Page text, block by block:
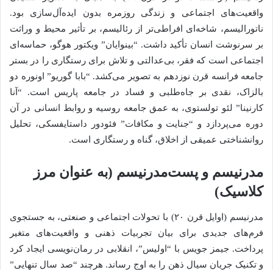
واقعیت‌های اجتماعی و زندگی روزمره بدون ایده‌آل‌سازی بود.
ناتورالیسم، شاخه‌ای افراطی‌تر از رئالیسم، بر تأثیر محیط و وراثت
بر سرنوشت انسان تأکید داشت. “بینوایان” ویکتور هوگو، حماسه‌ای
اجتماعی است که فقر، بی‌عدالتی و تلاش برای رستگاری را در بستر
جامعه فرانسه قرن نوزدهم به تصویر می‌کشد. “بابا گوریو” اونوره دو
بالزاک، نقدی بر جاه‌طلبی و فساد در جامعه پاریس است. “آنا
کارنینا” لئو تولستوی، به عمق جامعه روسیه و روابط انسانی در آن
دوره می‌پردازد و “جنایت و مکافات” فئودور داستایفسکی، تحلیل
روانشناختی عمیقی از اخلاق، گناه و رستگاری است.
مدرنیسم و پست‌مدرنیسم (به عنوان مرز
کلاسیک)
مدرنیسم (اوایل قرن ۲۰) با تحولات اجتماعی و صنعتی، به جستجوی
فرم‌های جدیدی برای بیان تجربیات ذهنی و واقعیت‌های متغیر
پرداخت. جیمز جویس با “اولیس”، انقلابی در رمان‌نویسی ایجاد کرد
و تکنیک جریان سیال ذهن را به اوج رساند. هرچند “صد سال تنهایی”